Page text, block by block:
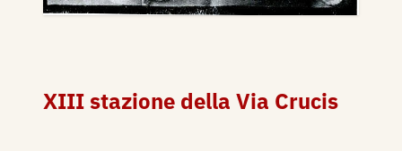
XIII stazione della Via Crucis